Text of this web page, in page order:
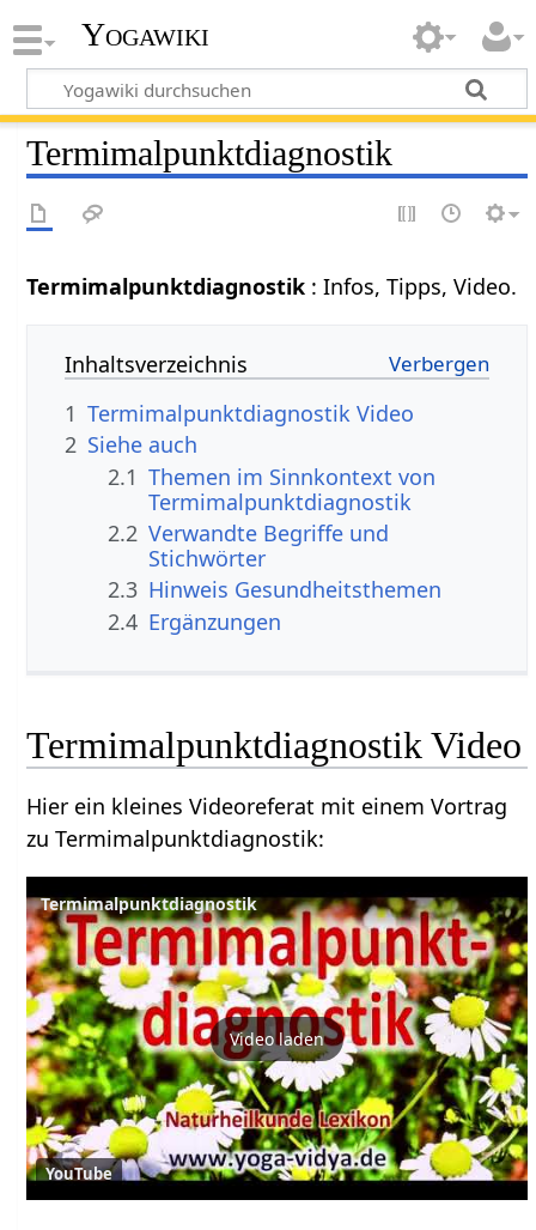
Yogawiki
Termimalpunktdiagnostik
Termimalpunktdiagnostik : Infos, Tipps, Video.
Inhaltsverzeichnis
1 Termimalpunktdiagnostik Video
2 Siehe auch
2.1 Themen im Sinnkontext von
Termimalpunktdiagnostik
2.2 Verwandte Begriffe und
Stichwörter
2.3 Hinweis Gesundheitsthemen
2.4 Ergänzungen
Termimalpunktdiagnostik Video
Hier ein kleines Videoreferat mit einem Vortrag
zu Termimalpunktdiagnostik:
Termimalpunktdiagnostik
Video laden
YouTube